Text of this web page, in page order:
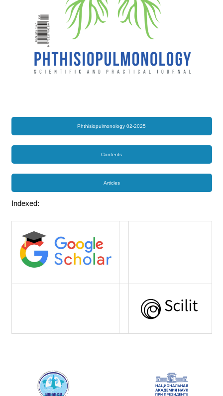
Phthisiopulmonology 02-2025
Contents
Articles
Indexed: